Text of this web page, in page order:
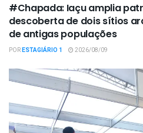
#Chapada: Iaçu amplia
descoberta de dois sítios
de antigas populações
PORESTAGIÁRIO 1 2026/08/09